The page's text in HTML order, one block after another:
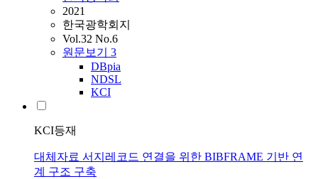
2021
한국광학회지
Vol.32 No.6
원문보기 3
DBpia
NDSL
KCI
KCI등재
대체자료 서지레코드 연결을 위한 BIBFRAME 기반 연
계 구조 구축